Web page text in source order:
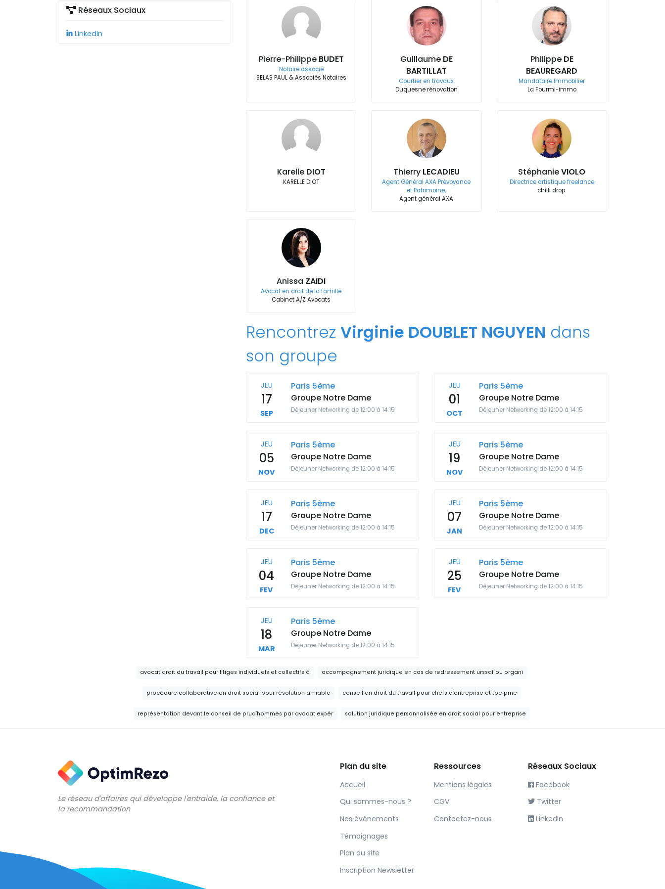
Réseaux Sociaux
LinkedIn
Pierre-Philippe BUDET
Notaire associé
SELAS PAUL & Associés Notaires
Guillaume DE
BARTILLAT
Courtier en travaux
Duquesne rénovation
Philippe DE
BEAUREGARD
Mandataire Immobilier
La Fourmi-immo
Karelle DIOT
KARELLE DIOT
Thierry LECADIEU
Agent Général AXA Prévoyance
et Patrimoine,
Agent général AXA
StéphanieVIOLO
Directrice artistique freelance
chilli drop.
Anissa ZAIDI
Avocat en droit de la famille
Cabinet A/Z Avocats
Rencontrez Virginie DOUBLET NGUYEN dans
son groupe
JEU
17
SEP
Paris 5ème
Groupe Notre Dame
Déjeuner Networking de 12:00 à 14:15
JEU
01
OCT
Paris 5ème
Groupe Notre Dame
Déjeuner Networking de 12:00 à 14:15
JEU
05
NOV
Paris 5ème
Groupe Notre Dame
Déjeuner Networking de 12:00 à 14:15
JEU
19
NOV
Paris 5ème
Groupe Notre Dame
Déjeuner Networking de 12:00 à 14:15
JEU
17
DEC
Paris 5ème
Groupe Notre Dame
Déjeuner Networking de 12:00 à 14:15
JEU
07
JAN
Paris 5ème
Groupe Notre Dame
Déjeuner Networking de 12:00 à 14:15
JEU
04
FEV
Paris 5ème
Groupe Notre Dame
Déjeuner Networking de 12:00 à 14:15
JEU
25
FEV
Paris 5ème
Groupe Notre Dame
Déjeuner Networking de 12:00 à 14:15
JEU
18
MAR
Paris 5ème
Groupe Notre Dame
Déjeuner Networking de 12:00 à 14:15
avocat droit du travail pour litiges individuels et collectifs à accompagnement juridique en cas de redressement urssaf ou organi
procédure collaborative en droit social pour résolution amiable conseil en droit du travail pour chefs d’entreprise et tpe pme
représentation devant le conseil de prud’hommes par avocat expér solution juridique personnalisée en droit social pour entreprise
Le réseau d'affaires qui développe l'entraide, la confiance et
la recommandation
Plan du site
Accueil
Qui sommes-nous ?
Nos événements
Témoignages
Plan du site
Inscription Newsletter
Ressources
Mentions légales
CGV
Contactez-nous
Réseaux Sociaux
Facebook
Twitter
LinkedIn